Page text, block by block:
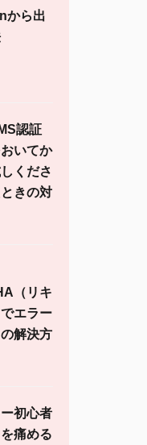
から出
認証
いてか
くださ
きの対
（リキ
エラー
解決方
初心者
痛める